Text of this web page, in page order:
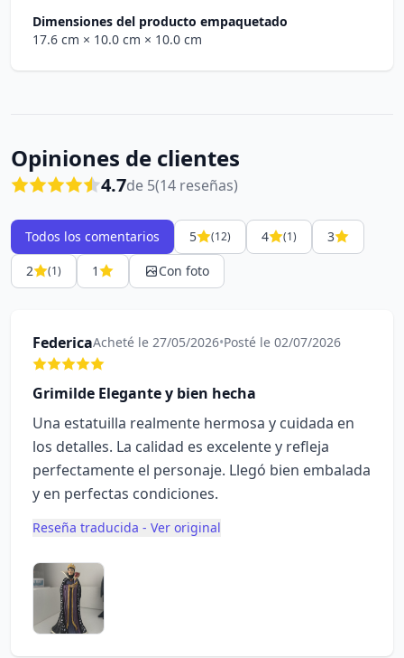
Dimensiones del producto empaquetado
17.6 cm × 10.0 cm × 10.0 cm
Opiniones de clientes
4.7de 5(14 reseñas)
Todos los comentarios 5 (12) 4 (1)
3
2
(1) 1 Con foto
FedericaAcheté le 27/05/2026•Posté le 02/07/2026
Grimilde Elegante y bien hecha
Una estatuilla realmente hermosa y cuidada en
los detalles. La calidad es excelente y refleja
perfectamente el personaje. Llegó bien embalada
y en perfectas condiciones.
Reseña traducida - Ver original